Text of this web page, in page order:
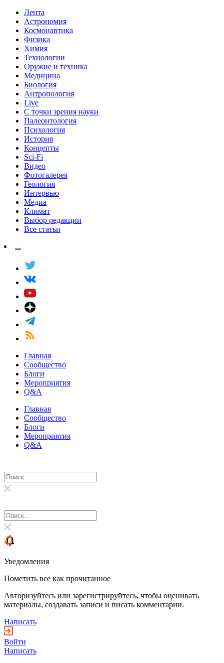
Лента
Астрономия
Космонавтика
Физика
Химия
Технологии
Оружие и техника
Медицина
Биология
Антропология
Live
С точки зрения науки
Палеонтология
Психология
История
Концепты
Sci-Fi
Видео
Фотогалерея
Геология
Интервью
Медиа
Климат
Выбор редакции
Все статьи
...
Главная
Сообщество
Блоги
Мероприятия
Q&A
Главная
Сообщество
Блоги
Мероприятия
Q&A
Уведомления
Пометить все как прочитанное
Авторизуйтесь или зарегистрируйтесь, чтобы оценивать
материалы, создавать записи и писать комментарии.
Написать
Войти
Написать